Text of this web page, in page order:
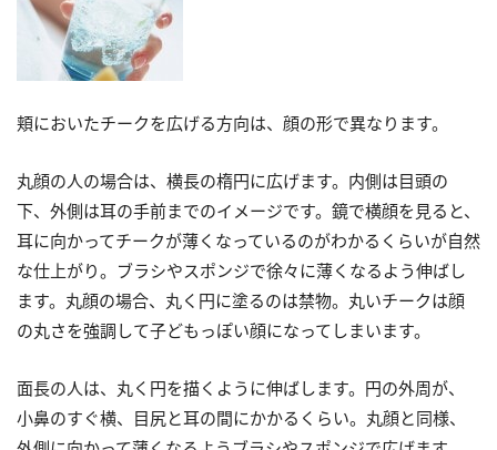
頬においたチークを広げる方向は、顔の形で異なります。
丸顔の人の場合は、横長の楕円に広げます。内側は目頭の
下、外側は耳の手前までのイメージです。鏡で横顔を見ると、
耳に向かってチークが薄くなっているのがわかるくらいが自然
な仕上がり。ブラシやスポンジで徐々に薄くなるよう伸ばし
ます。丸顔の場合、丸く円に塗るのは禁物。丸いチークは顔
の丸さを強調して子どもっぽい顔になってしまいます。
面長の人は、丸く円を描くように伸ばします。円の外周が、
小鼻のすぐ横、目尻と耳の間にかかるくらい。丸顔と同様、